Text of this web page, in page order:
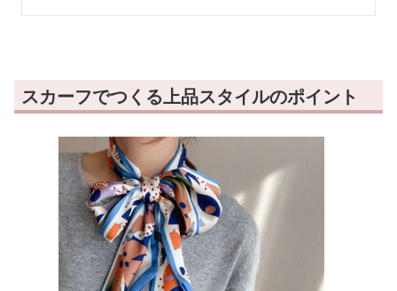
スカーフでつくる上品スタイルのポイント